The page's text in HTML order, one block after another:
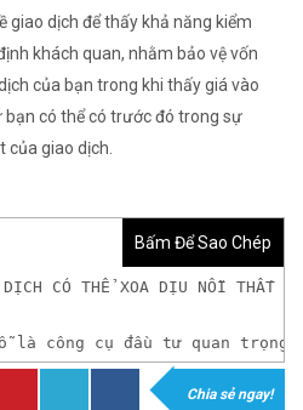
giao dịch để thấy khả năng kiểm
khách quan, nhằm bảo vệ vốn
của bạn trong khi thấy giá vào
bạn có thể có trước đó trong sự
của giao dịch.
Bấm Để Sao Chép
CÓ THỂ XOA DỊU NỖI THẤT
là công cụ đầu tư quan
chungkhoanforex.com/su-
Chia sẻ ngay!